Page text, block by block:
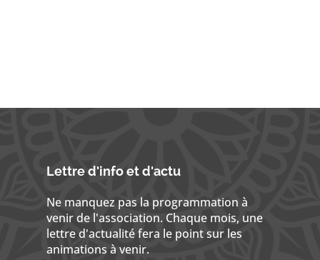
Lettre d'info et d'actu
Ne manquez pas la programmation à
venir de l'association. Chaque mois, une
lettre d'actualité fera le point sur les
animations à venir.